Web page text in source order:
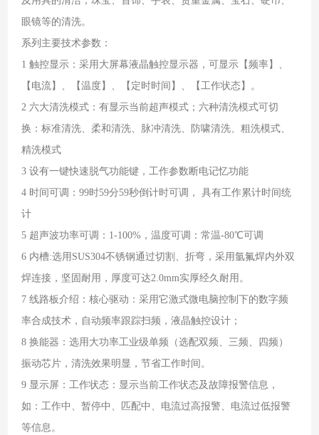
眼镜等的清洗。
系列主要技术参数：
1 触控显示：采用大屏幕液晶触控显示器，可显示【频率】、
【电流】、【温度】、【定时时间】、【工作状态】。
2 六大清洗模式：有显示当前超声模式；六种清洗模式可切
换：标准清洗、柔和清洗、脉冲清洗、防啸清洗、粗洗模式、
精洗模式
3 设有一键快速脱气功能键，工作参数断电记忆功能
4 时间可调：99时59分59秒倒计时可调， 具有工作累计时间统
计
5 超声波功率可调：1-100%，温度可调：常温-80℃可调
6 内槽:选用SUS304不锈钢通过切割、折弯，采用氩氟焊内外双
焊连接，坚固耐用，厚度可达2.0mm实厚经久耐用。
7 线路板介绍：核心驱动：采用它激式微电脑控制下的数字频
率合成技术，自动频率跟踪扫频，液晶触控设计；
8 换能器：选用大功率工业级单频（选配双频、三频、四频）
振动芯片，清洗效果明显，节省工作时间。
9 显示屏：工作状态：显示当前工作状态及故障报警信息，
如：工作中、暂停中、匹配中、电流过高报警、电流过低报警
等信息。